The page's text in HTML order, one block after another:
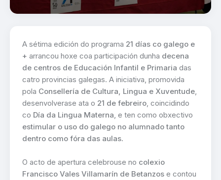
A sétima edición do programa 21 días co galego e
+ arrancou hoxe coa participación dunha decena
de centros de Educación Infantil e Primaria das
catro provincias galegas. A iniciativa, promovida
pola Consellería de Cultura, Lingua e Xuventude
desenvolverase ata o 21 de febreiro , coincidindo
co Día da Lingua Materna , e ten como obxectivo
estimular o uso do galego no alumnado tanto
dentro como fóra das aulas.
O acto de apertura celebrouse no colexio
Francisco Vales Villamarín de Betanzos e contou